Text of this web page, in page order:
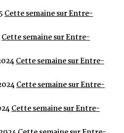
Cette semaine sur Entre-
Cette semaine sur Entre-
Cette semaine sur Entre-
Cette semaine sur Entre-
Cette semaine sur Entre-